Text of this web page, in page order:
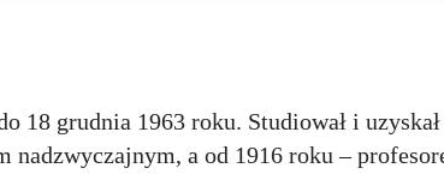
18 grudnia 1963 roku. Studiował i
nadzwyczajnym, a od 1916 roku –